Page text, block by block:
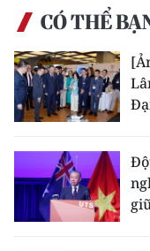
CÓ THỂ